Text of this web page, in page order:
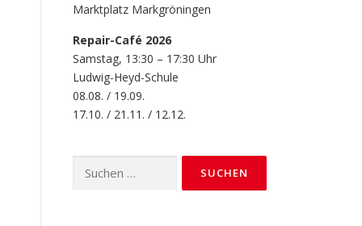
Marktplatz Markgröningen
Repair-Café 2026
Samstag, 13:30 – 17:30 Uhr
Ludwig-Heyd-Schule
08.08. / 19.09.
17.10. / 21.11. / 12.12.
nach: